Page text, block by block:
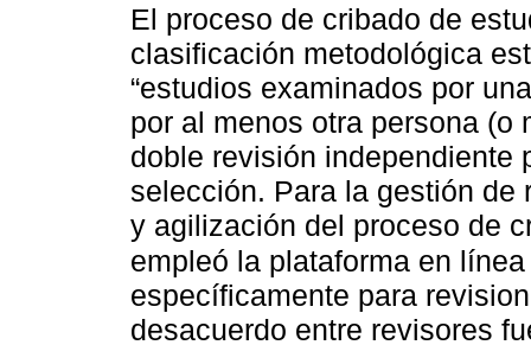
El proceso de cribado de
clasificación metodológica
“estudios examinados por
por al menos otra persona (o
doble revisión independiente
selección. Para la gestión de
y agilización del proceso de
empleó la plataforma en
específicamente para
desacuerdo entre revisores